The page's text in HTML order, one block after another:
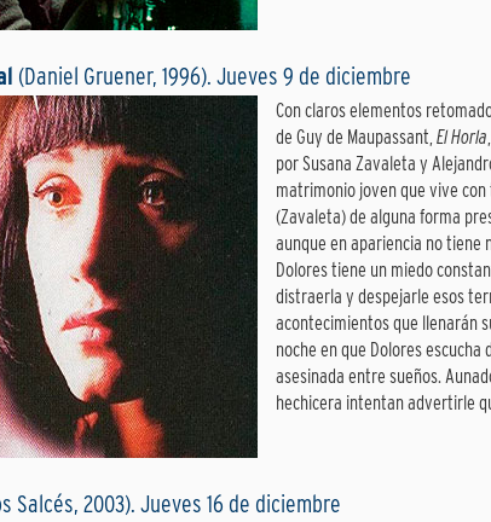
(Daniel Gruener, 1996). Jueves 9 de diciembre
Con claros elementos
de Guy de Maupassant, El Horla
por Susana Zavaleta y
matrimonio joven que vive
(Zavaleta) de alguna forma
aunque en apariencia no tiene
Dolores tiene un miedo
distraerla y despejarle esos
acontecimientos que llenarán
noche en que Dolores
asesinada entre sueños.
hechicera intentan advertirle
Salcés, 2003). Jueves 16 de diciembre